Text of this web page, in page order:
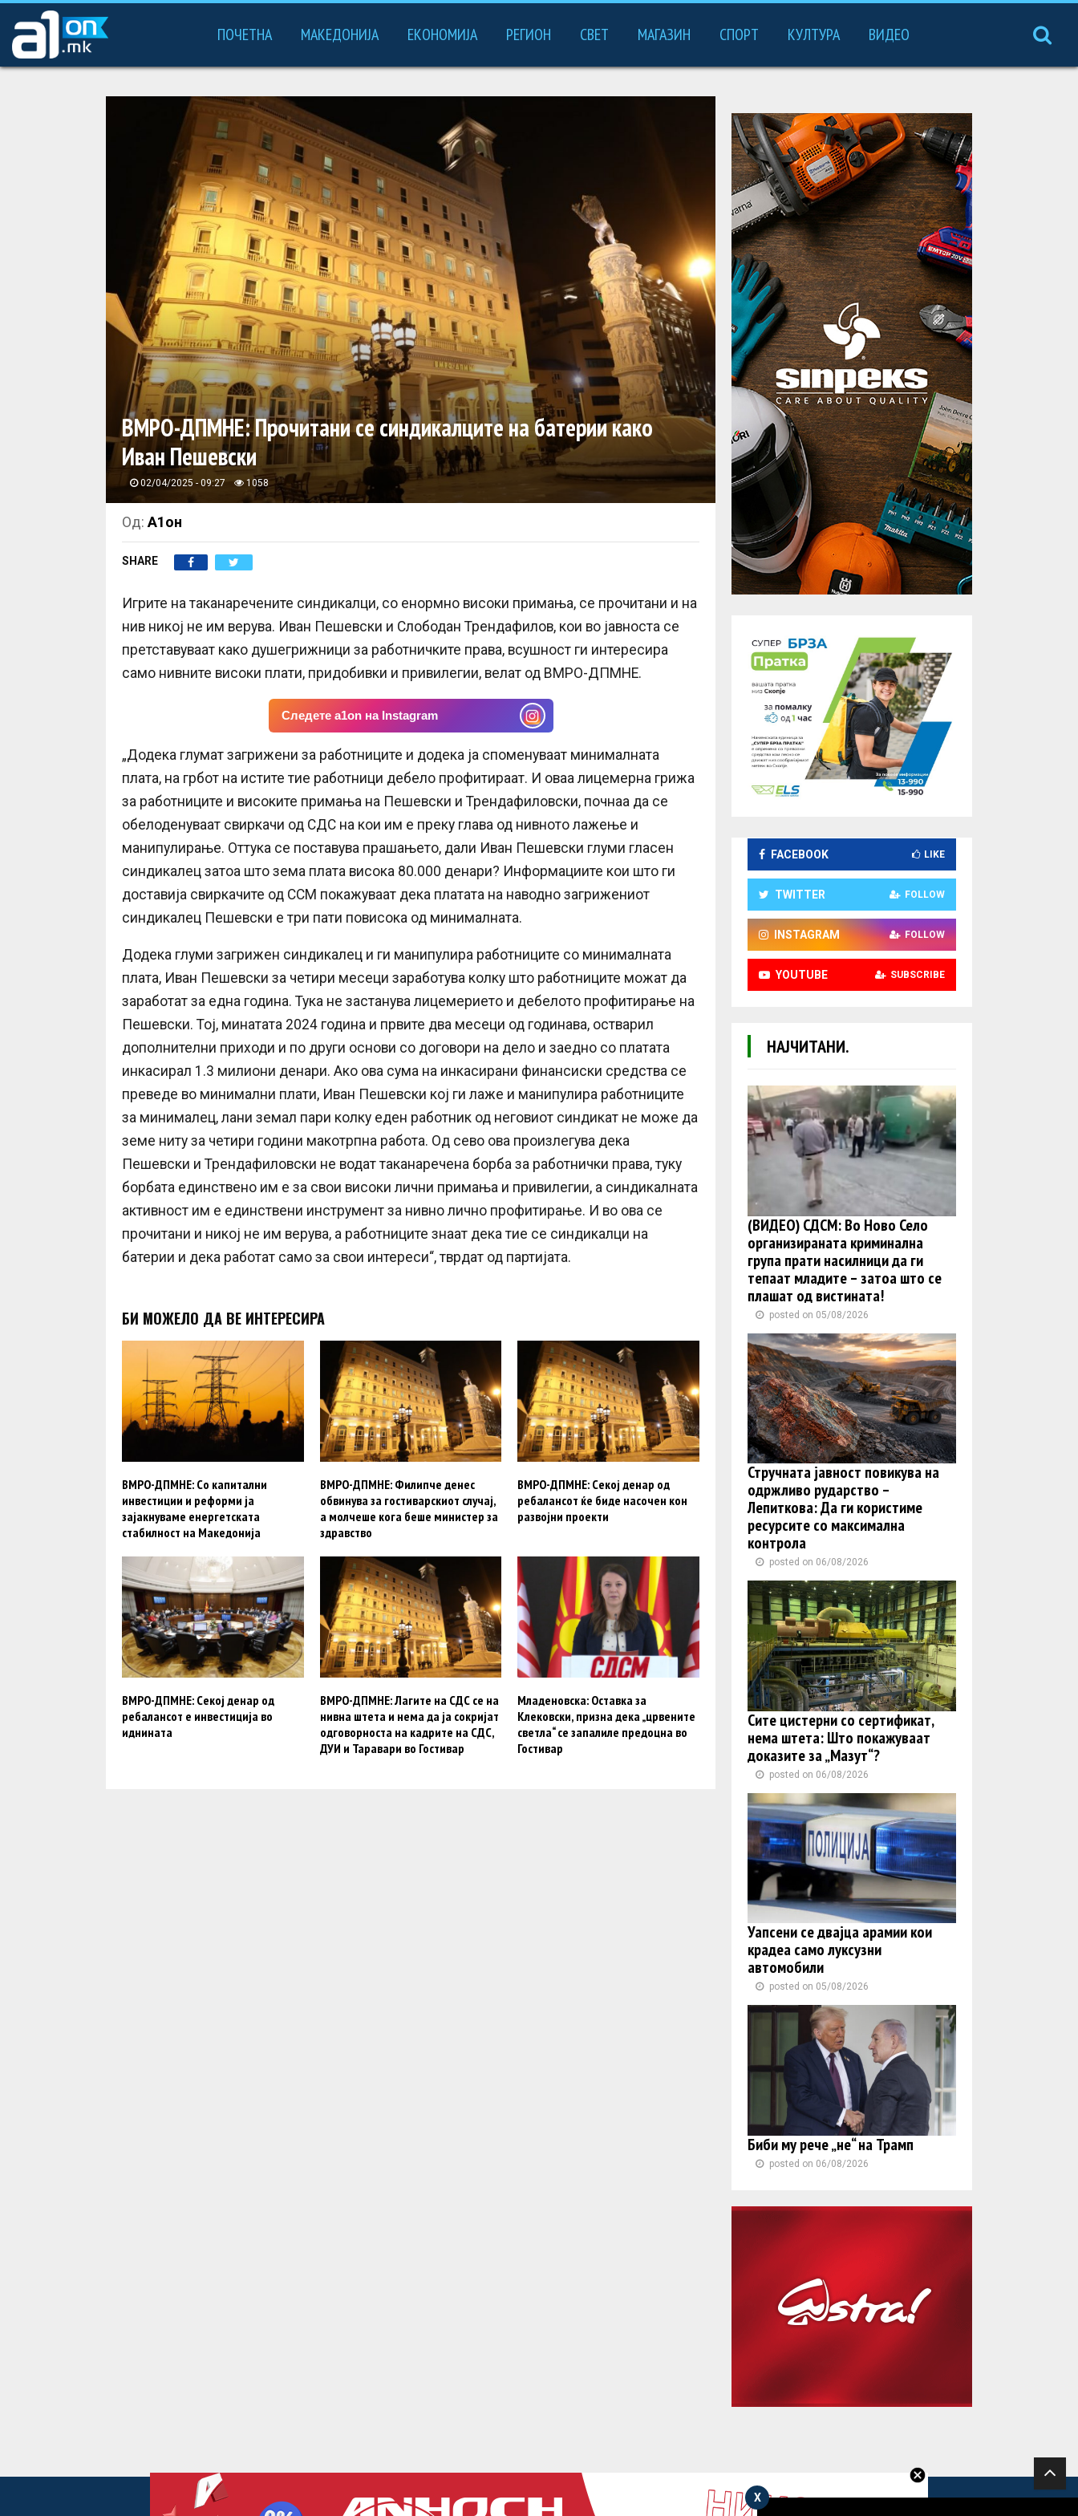
ПОЧЕТНА МАКЕДОНИЈА ЕКОНОМИЈА РЕГИОН СВЕТ МАГАЗИН СПОРТ КУЛТУРА ВИДЕО
ВМРО-ДПМНЕ: Прочитани се синдикалците на батерии како
Иван Пешевски
02/04/2025 - 09:27 1058
Од: А1он
SHARE
Игрите на таканаречените синдикалци, со енормно високи примања, се прочитани и на
нив никој не им верува. Иван Пешевски и Слободан Трендафилов, кои во јавноста се
претставуваат како душегрижници за работничките права, всушност ги интересира
само нивните високи плати, придобивки и привилегии, велат од ВМРО-ДПМНЕ.
Следете a1on на Instagram
„Додека глумат загрижени за работниците и додека ја споменуваат минималната
плата, на грбот на истите тие работници дебело профитираат. И оваа лицемерна грижа
за работниците и високите примања на Пешевски и Трендафиловски, почнаа да се
обелоденуваат свиркачи од СДС на кои им е преку глава од нивното лажење и
манипулирање. Оттука се поставува прашањето, дали Иван Пешевски глуми гласен
синдикалец затоа што зема плата висока 80.000 денари? Информациите кои што ги
доставија свиркачите од ССМ покажуваат дека платата на наводно загрижениот
синдикалец Пешевски е три пати повисока од минималната.
Додека глуми загрижен синдикалец и ги манипулира работниците со минималната
плата, Иван Пешевски за четири месеци заработува колку што работниците можат да
заработат за една година. Тука не застанува лицемерието и дебелото профитирање на
Пешевски. Тој, минатата 2024 година и првите два месеци од годинава, остварил
дополнителни приходи и по други основи со договори на дело и заедно со платата
инкасирал 1.3 милиони денари. Ако ова сума на инкасирани финансиски средства се
преведе во минимални плати, Иван Пешевски кој ги лаже и манипулира работниците
за минималец, лани земал пари колку еден работник од неговиот синдикат не може да
земе ниту за четири години макотрпна работа. Од сево ова произлегува дека
Пешевски и Трендафиловски не водат таканаречена борба за работнички права, туку
борбата единствено им е за свои високи лични примања и привилегии, а синдикалната
активност им е единствени инструмент за нивно лично профитирање. И во ова се
прочитани и никој не им верува, а работниците знаат дека тие се синдикалци на
батерии и дека работат само за свои интереси“, тврдат од партијата.
БИ МОЖЕЛО ДА ВЕ ИНТЕРЕСИРА
ВМРО-ДПМНЕ: Со капитални
инвестиции и реформи ја
зајакнуваме енергетската
стабилност на Македонија
ВМРО-ДПМНЕ: Филипче денес
обвинува за гостиварскиот случај,
а молчеше кога беше министер за
здравство
ВМРО-ДПМНЕ: Секој денар од
ребалансот ќе биде насочен кон
развојни проекти
ВМРО-ДПМНЕ: Секој денар од
ребалансот е инвестиција во
иднината
ВМРО-ДПМНЕ: Лагите на СДС се на
нивна штета и нема да ја сокријат
одговорноста на кадрите на СДС,
ДУИ и Таравари во Гостивар
Младеновска: Оставка за
Клековски, призна дека „црвените
светла“ се запалиле предоцна во
Гостивар
FACEBOOK LIKE
TWITTER FOLLOW
INSTAGRAM FOLLOW
YOUTUBE SUBSCRIBE
НАЈЧИТАНИ.
(ВИДЕО) СДСМ: Во Ново Село
организираната криминална
група прати насилници да ги
тепаат младите – затоа што се
плашат од вистината!
posted on 05/08/2026
Стручната јавност повикува на
одржливо рударство –
Лепиткова: Да ги користиме
ресурсите со максимална
контрола
posted on 06/08/2026
Сите цистерни со сертификат,
нема штета: Што покажуваат
доказите за „Мазут“?
posted on 06/08/2026
Уапсени се двајца арамии кои
крадеа само луксузни
автомобили
posted on 05/08/2026
Биби му рече „не“ на Трамп
posted on 06/08/2026
X